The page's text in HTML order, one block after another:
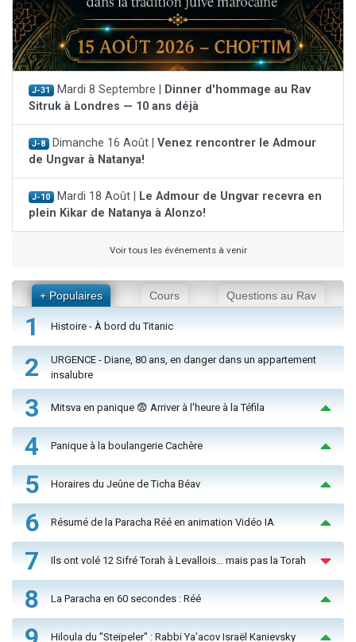
J-31 Mardi 8 Septembre |
Dinner d'hommage au Rav
Sitruk à Londres — 10 ans déjà
J-8 Dimanche 16 Août | Venez rencontrer le Admour
de Ungvar à Natanya!
J-10 Mardi 18 Août |
Le Admour de Ungvar recevra en
plein Kikar de Natanya à Alonzo!
Voir tous les événements à venir
+ Populaires Cours Questions au Rav
1 Histoire - À bord du Titanic
2
URGENCE - Diane, 80 ans, en danger dans un appartement
insalubre
3 Mitsva en panique 😨 Arriver à l'heure à la Téfila
4 Panique à la boulangerie Cachère
5 Horaires du Jeûne de Ticha Béav
6 Résumé de la Paracha Réé en animation Vidéo IA
7 Ils ont volé 12 Sifré Torah à Levallois… mais pas la Torah
8 La Paracha en 60 secondes : Réé
Hiloula du "Steïpeler" : Rabbi Ya’acov Israël Kanievsky